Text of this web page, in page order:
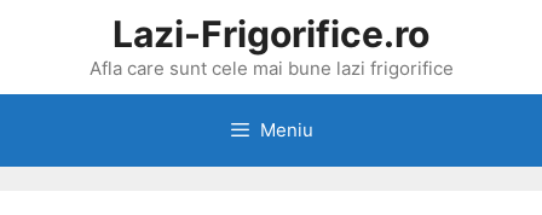
Lazi-Frigorifice.ro
Afla care sunt cele mai bune lazi frigorifice
Meniu